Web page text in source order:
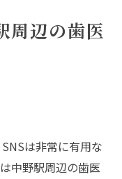
周辺の歯医
は非常に有用な
中野駅周辺の歯医